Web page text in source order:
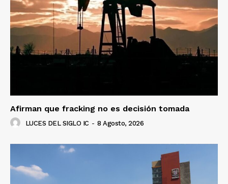
Afirman que fracking no es decisión tomada
LUCES DEL SIGLO IC - 8 Agosto, 2026